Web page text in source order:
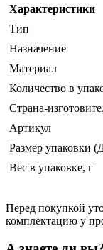
Характеристики
Тип
Назначение
Материал
Количество в
Страна-
Артикул
Размер упаковки
Вес в упаковке, г
Перед покупкой
комплектацию у